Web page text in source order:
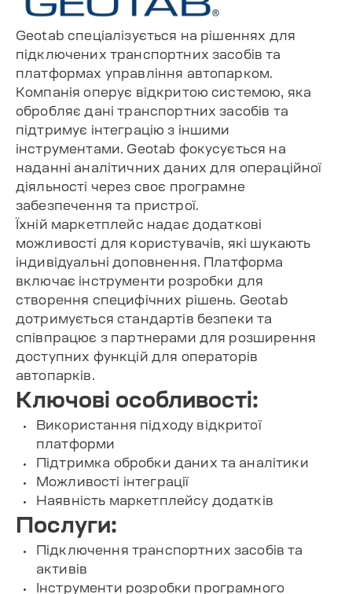
Geotab спеціалізується на рішеннях для
підключених транспортних засобів та
платформах управління автопарком.
Компанія оперує відкритою системою, яка
обробляє дані транспортних засобів та
підтримує інтеграцію з іншими
інструментами. Geotab фокусується на
наданні аналітичних даних для операційної
діяльності через своє програмне
забезпечення та пристрої.
Їхній маркетплейс надає додаткові
можливості для користувачів, які шукають
індивідуальні доповнення. Платформа
включає інструменти розробки для
створення специфічних рішень. Geotab
дотримується стандартів безпеки та
співпрацює з партнерами для розширення
доступних функцій для операторів
автопарків.
Ключові особливості:
Використання підходу відкритої
платформи
Підтримка обробки даних та аналітики
Можливості інтеграції
Наявність маркетплейсу додатків
Послуги:
Підключення транспортних засобів та
активів
Інструменти розробки програмного